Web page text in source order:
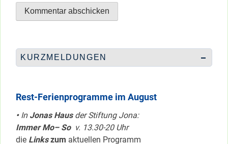
KURZMELDUNGEN
Rest-Ferienprogramme im August
•InJonas Hausder Stiftung Jona:
Immer Mo– So v. 13.30-20 Uhr
die Linkszum aktuellen Programm